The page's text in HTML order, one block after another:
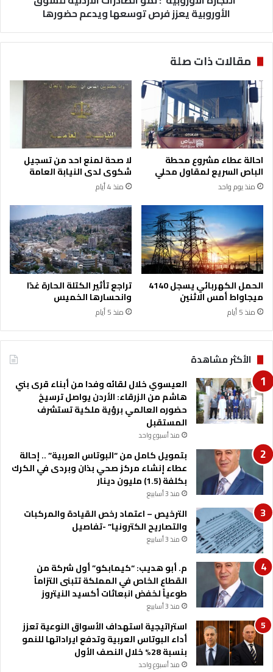
ي
ل
ؤ
ي
ة
ا
ل
أ
ف
ق
ي
ة
ر
ب
ة
"
ن
م
و
ا
ل
ص
ا
ر
ا
ت
ا
ل
أ
ر
د
ن
ي
ة
ل
ل
س
و
ق
ل
أ
ر
و
ب
ي
ة
ي
ع
ز
ف
ر
ص
ت
و
س
الأوروبية يعزز فرص توسعها ويدعم حضورها
مقالات ذات صلة
احالة عطاء مشروع محطة
الباص السريع لمقاول محلي
منذ يوم واحد
لا صحة لمنع احد من تسجيل
شكوى لدى النيابة العامة
منذ 4 أيام
الحمل الكهربائي يسجل 4140
ميجاواط أمس الاثنين
منذ 5 أيام
تراجع تأثير الكتلة الحارة غدًا
وانحسارها الخميس
منذ 5 أيام
الأكثر مشاهدة
العيسوي خلال لقائه وفدا من أبناء قرى بني
هاشم من الزرقاء: الأردن يواصل ترسيخ
حضوره العالمي برؤية ملكية تستشرف
المستقبل
منذ أسبوع واحد
بتمويل كامل من “البوتاس العربية” .. إحالة
عطاء إنشاء مركز صحي بذان وبردى في الكرك
بكلفة (1.5) مليون دينار
منذ 3 أسابيع
الترخيص – اعتماد رخص القيادة والمركبات
والتصاريح الكترونيا” -تفاصيل
منذ 3 أسابيع
م. أبو هديب: “كيمابكو” أول شركة من
القطاع الخاص في المملكة تتبنى التزاماً
طوعياً لخفض انبعاثات أكسيد النيتروز
منذ 3 أسابيع
استراتيجية استهداف الأسواق النوعية تعزز
أداء البوتاس العربية وتدفع ايراداتها للنمو
بنسبة 28% خلال النصف الأول
منذ أسبوع واحد